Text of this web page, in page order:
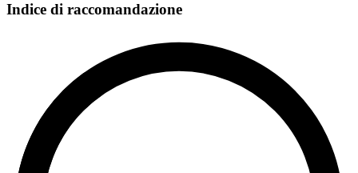
Indice di raccomandazione